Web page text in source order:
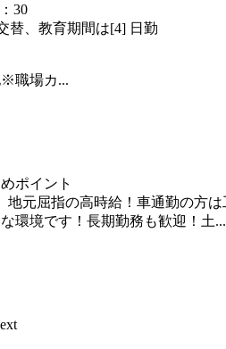
30
替、教育期間は[4] 日勤
職場カ...
ポイント
地元屈指の高時給！車通勤の方
環境です！長期勤務も歓迎！土...